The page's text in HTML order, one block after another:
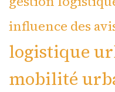
influence des
logistique
mobilité